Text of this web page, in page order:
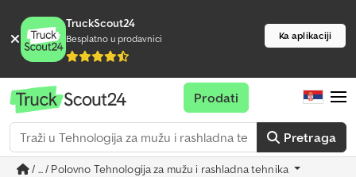
TruckScout24
Besplatno u prodavnici Ka aplikaciji
Pretraga
Prodati
/ ... / Polovno Tehnologija za mužu i rashladna tehnika